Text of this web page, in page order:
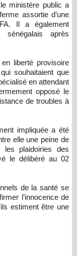
ministère public a
assortie d’une
Il a également
après
liberté provisoire
souhaitaient que
en attendant
opposé le
de troubles à
impliquée a été
elle une peine de
plaidoiries des
le délibéré au 02
de la santé se
l’innocence de
estiment être une